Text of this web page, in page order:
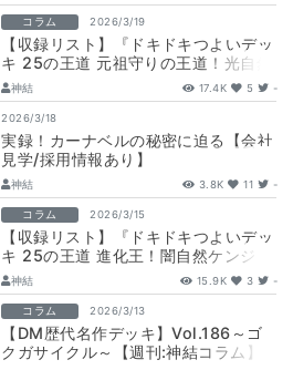
コラム 2026/3/19
【収録リスト】『ドキドキつよいデッ
キ 25の王道 元祖守りの王道！光自然
巨大ゲートデッキ』最速攻略！
【DM26…
神結 17.4K 5 -
2026/3/18
実録！カーナベルの秘密に迫る【会社
見学/採用情報あり】
神結 3.8K 11 -
コラム 2026/3/15
【収録リスト】『ドキドキつよいデッ
キ 25の王道 進化王！闇自然ケンジ・
キングダムデッキ』最速攻略！
【DM26…
神結 15.9K 3 -
コラム 2026/3/13
【DM歴代名作デッキ】Vol.186～ゴ
クガサイクル～【週刊:神結コラム】